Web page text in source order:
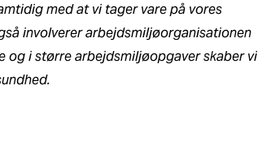
med at vi tager vare på vores
involverer arbejdsmiljøorganisationen
og i større arbejdsmiljøopgaver skaber vi